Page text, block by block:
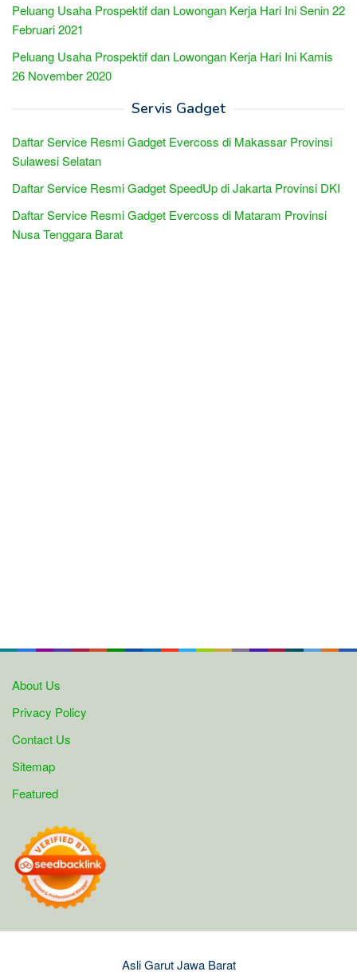
Peluang Usaha Prospektif dan Lowongan Kerja Hari Ini Senin 22
Februari 2021
Peluang Usaha Prospektif dan Lowongan Kerja Hari Ini Kamis
26 November 2020
Servis Gadget
Daftar Service Resmi Gadget Evercoss di Makassar Provinsi
Sulawesi Selatan
Daftar Service Resmi Gadget SpeedUp di Jakarta Provinsi DKI
Daftar Service Resmi Gadget Evercoss di Mataram Provinsi
Nusa Tenggara Barat
About Us
Privacy Policy
Contact Us
Sitemap
Featured
Asli Garut Jawa Barat